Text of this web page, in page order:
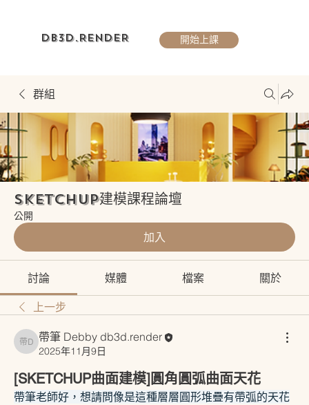
DB3D.RENDER 開始上課
群組
Sketchup建模課程論壇
公開
加入
討論 媒體 檔案 關於
上一步
帶筆 Debby db3d.render
帶筆 Debby db3d.render
2025年11月9日
[SKETCHUP曲面建模]圓角圓弧曲面天花
帶筆老師好，想請問像是這種層層圓形堆疊有帶弧的天花